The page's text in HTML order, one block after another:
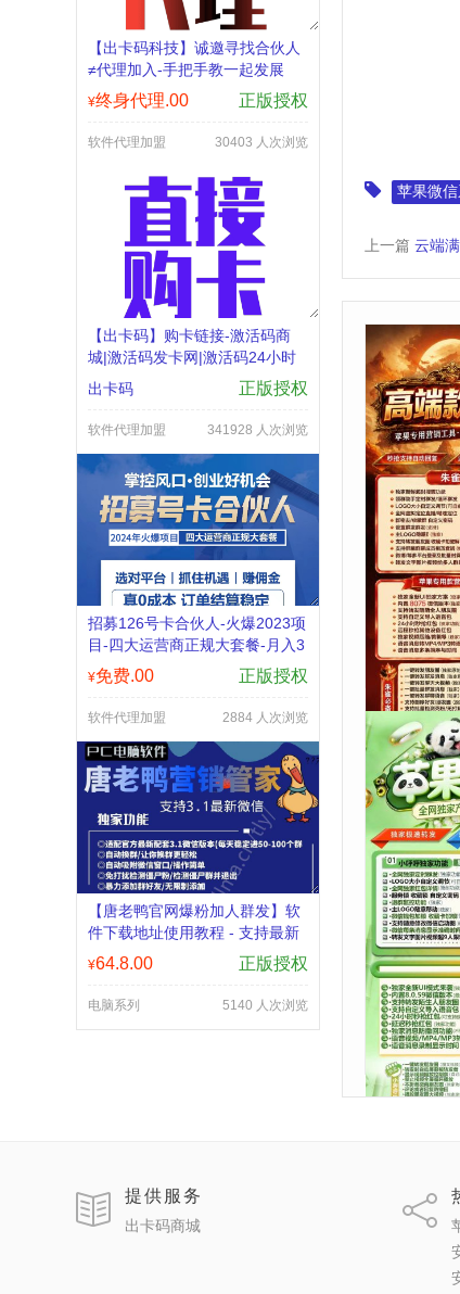
【出卡码科技】诚邀寻找合伙人
≠代理加入-手把手教一起发展
¥终身代理.00 正版授权
软件代理加盟 30403 人次浏览
【出卡码】购卡链接-激活码商
城|激活码发卡网|激活码24小时
自助发卡|点击进入
出卡码 正版授权
软件代理加盟 341928 人次浏览
招募126号卡合伙人-火爆2023项
目-四大运营商正规大套餐-月入3
000-30000
¥免费.00 正版授权
软件代理加盟 2884 人次浏览
【唐老鸭官网爆粉加人群发】软
件下载地址使用教程 - 支持最新
3.6配套 - 微信群发加人自动回复
¥64.8.00 正版授权
电脑系列 5140 人次浏览
苹果微
上一篇 云端
【苹果微信
城24小时
体主题支持
频
¥ 58.00
苹果系列
【苹果微信
商城24小时
数-朋友圈
出卡码
苹果系列
提供服务
出卡码商城